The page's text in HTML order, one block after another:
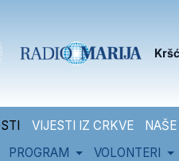
VIJESTI IZ CRKVE
PROGRAM VOLONTERI